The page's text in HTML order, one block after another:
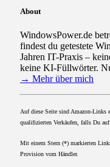
About
WindowsPower.de
findest du getestete
Jahren IT-Praxis –
keine KI-Füllwörter.
→ Mehr über mich
Auf diese Seite sind Amazon-Links
qualifizierten Verkäufen, falls Du
Mit einem Stern (*) markierten
Provision vom Händler.